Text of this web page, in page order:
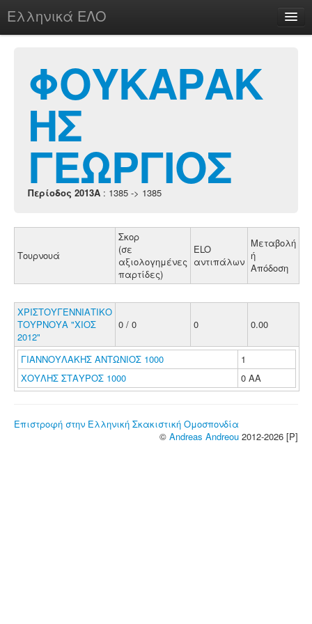
Ελληνικά ΕΛΟ
chesstu.be @ discord
Login
ΦΟΥΚΑΡΑΚ
ΗΣ
ΓΕΩΡΓΙΟΣ
Περίοδος 2013A : 1385 -> 1385
Τουρνουά
Σκορ
(σε
αξιολογημένες
παρτίδες)
ELO
αντιπάλων
Μεταβολή
ή
Απόδοση
ΧΡΙΣΤΟΥΓΕΝΝΙΑΤΙΚΟ
ΤΟΥΡΝΟΥΑ "ΧΙΟΣ
2012"
0 / 0 0 0.00
ΓΙΑΝΝΟΥΛΑΚΗΣ ΑΝΤΩΝΙΟΣ 1000
1
ΧΟΥΛΗΣ ΣΤΑΥΡΟΣ 1000
0 ΑΑ
Επιστροφή στην Ελληνική Σκακιστική Ομοσπονδία
© Andreas Andreou 2012-2026 [P]